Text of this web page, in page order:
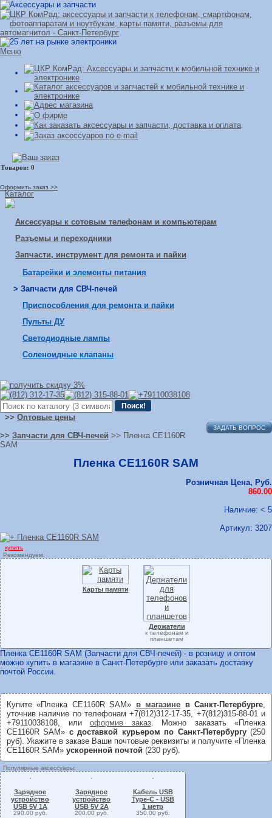
Меню
Оформить заказ >>
Каталог
Аксессуары к сотовым телефонам и компьютерам
Разъемы и переходники
Запчасти, инструмент для ремонта и пайки
Батарейки и элементы питания
> Запчасти для СВЧ-печей
Приспособления для ремонта и пайки
Пульты ДУ
Светодиодные лампы
Соленоидные клапаны
>> Оптовые цены
ЗАДАТЬ ВОПРОС
>> Запчасти для СВЧ-печей >> Пленка CE1160R
SAM
Пленка CE1160R SAM
Розничная Цена, Руб.
860.00
Наличие: < 5
Артикул: 3207
купить
Рекомендуем:
Карты памяти
Держатели
к телефонам и
планшетам
Пленка CE1160R SAM (Запчасти для СВЧ-печей) - в розницу и оптом
можно купить в магазине в Санкт-Петербурге или заказать доставку
почтой России.
Купите «Пленка CE1160R SAM» в магазине в Санкт-Петербурге
уточнив наличие по телефонам +7(812)312-17-35, +7(812)315-88-01 и
+79110038108, или оформив заказ. Можно заказать «Пленка
CE1160R SAM» с доставкой курьером по Санкт-Петербургу(250
руб). Укажите в заказе Ваши почтовые реквизиты и получите «Пленка
CE1160R SAM» ускоренной почтой (230 руб).
Популярные аксессуары:
Зарядное
устройство
USB 5V 1A
290.00 руб.
Зарядное
устройство
USB 5V 2A
200.00 руб.
Кабель USB
Type-C - USB
1 метр
350.00 руб.